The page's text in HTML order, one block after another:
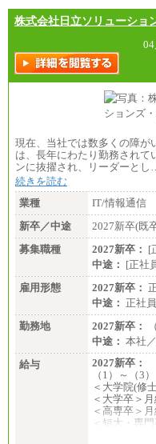
株式会社日立ソリューショ
現在、当社では数多くの障が
は、長年にわたり勤務されて
ンに抜擢され、リーダーとし
続きを読む
業種
IT/情報通信
新卒／中途
2027新卒(既
募集職種
2027新卒： [
中途： [正社
雇用形態
2027新卒：
中途： 正社
勤務地
2027新卒：
中途： 本社
給与
2027新卒：
（1）～（3）
＜大学院(修
＜大学卒＞
＜高専卒＞
＜短大・専